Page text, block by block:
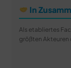
In
Als etabliertes
größten Akteuren